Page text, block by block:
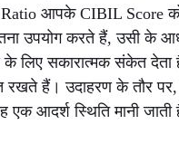
आपके CIBIL Score को
उपयोग करते हैं, उसी के
लिए सकारात्मक संकेत देता
रखते हैं। उदाहरण के तौर
आदर्श स्थिति मानी जाती